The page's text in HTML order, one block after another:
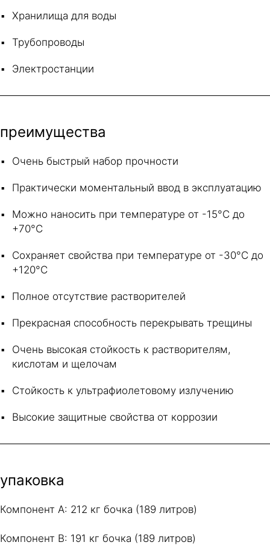
Хранилища для воды
Трубопроводы
Электростанции
преимущества
Очень быстрый набор прочности
Практически моментальный ввод в эксплуатацию
Можно наносить при температуре от -15°С до
+70°С
Сохраняет свойства при температуре от -30°С до
+120°С
Полное отсутствие растворителей
Прекрасная способность перекрывать трещины
Очень высокая стойкость к растворителям,
кислотам и щелочам
Стойкость к ультрафиолетовому излучению
Высокие защитные свойства от коррозии
упаковка
Компонент A: 212 кг бочка (189 литров)
Компонент B: 191 кг бочка (189 литров)